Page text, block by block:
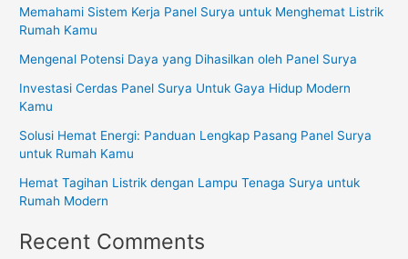
Memahami Sistem Kerja Panel Surya untuk Menghemat Listrik
Rumah Kamu
Mengenal Potensi Daya yang Dihasilkan oleh Panel Surya
Investasi Cerdas Panel Surya Untuk Gaya Hidup Modern
Kamu
Solusi Hemat Energi: Panduan Lengkap Pasang Panel Surya
untuk Rumah Kamu
Hemat Tagihan Listrik dengan Lampu Tenaga Surya untuk
Rumah Modern
Recent Comments